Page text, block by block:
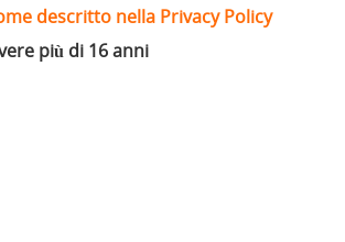
descritto nella Privacy Policy
più di 16 anni